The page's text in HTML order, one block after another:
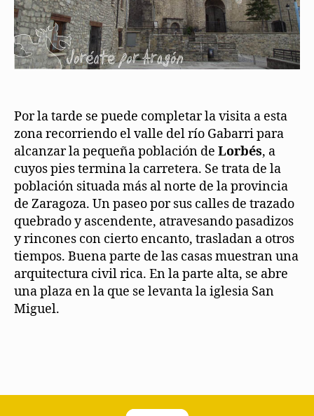
Por la tarde se puede completar la visita a esta
zona recorriendo el valle del río Gabarri para
alcanzar la pequeña población de Lorbés, a
cuyos pies termina la carretera. Se trata de la
población situada más al norte de la provincia
de Zaragoza. Un paseo por sus calles de trazado
quebrado y ascendente, atravesando pasadizos
y rincones con cierto encanto, trasladan a otros
tiempos. Buena parte de las casas muestran una
arquitectura civil rica. En la parte alta, se abre
una plaza en la que se levanta la iglesia San
Miguel.